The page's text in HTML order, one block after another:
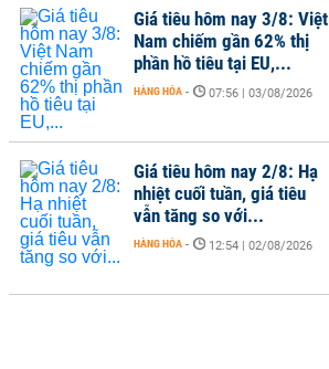
Giá tiêu hôm nay 3/8: Việt
Nam chiếm gần 62% thị
phần hồ tiêu tại EU,...
HÀNG HÓA - 07:56 | 03/08/2026
Giá tiêu hôm nay 2/8: Hạ
nhiệt cuối tuần, giá tiêu
vẫn tăng so với...
HÀNG HÓA - 12:54 | 02/08/2026